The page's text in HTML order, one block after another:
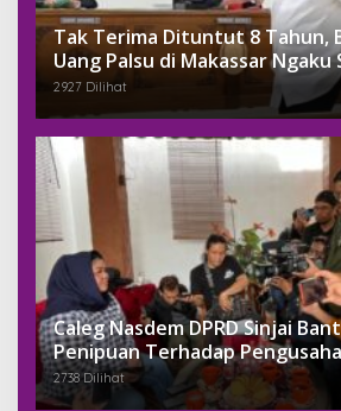
Tak Terima Dituntut 8 Tahun,
Uang Palsu di Makassar Ngaku
Jaksa Dengan Miliaran
2927 Dilihat
Caleg Nasdem DPRD Sinjai
Penipuan Terhadap
2738 Dilihat